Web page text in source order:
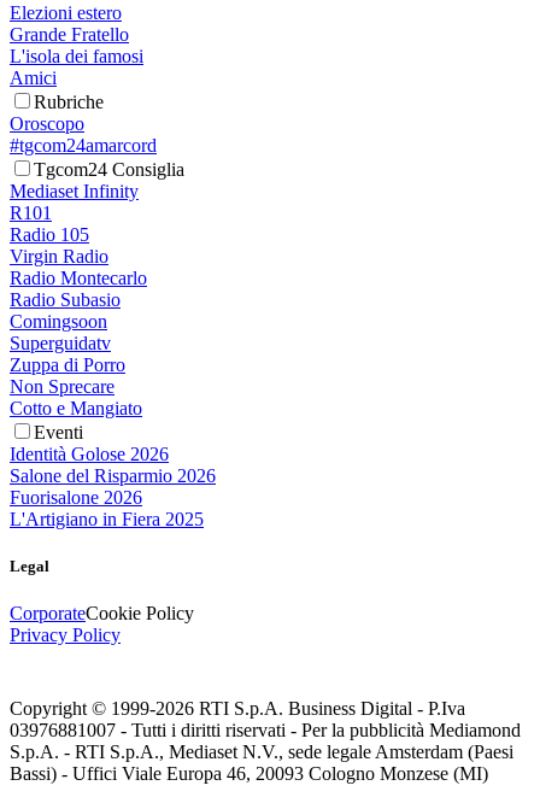
Elezioni estero
Grande Fratello
L'isola dei famosi
Amici
Rubriche
Oroscopo
#tgcom24amarcord
Tgcom24 Consiglia
Mediaset Infinity
R101
Radio 105
Virgin Radio
Radio Montecarlo
Radio Subasio
Comingsoon
Superguidatv
Zuppa di Porro
Non Sprecare
Cotto e Mangiato
Eventi
Identità Golose 2026
Salone del Risparmio 2026
Fuorisalone 2026
L'Artigiano in Fiera 2025
Legal
CorporateCookie Policy
Privacy Policy
Copyright © 1999-2026 RTI S.p.A. Business Digital - P.Iva
03976881007 - Tutti i diritti riservati - Per la pubblicità Mediamond
S.p.A. - RTI S.p.A., Mediaset N.V., sede legale Amsterdam (Paesi
Bassi) - Uffici Viale Europa 46, 20093 Cologno Monzese (MI)